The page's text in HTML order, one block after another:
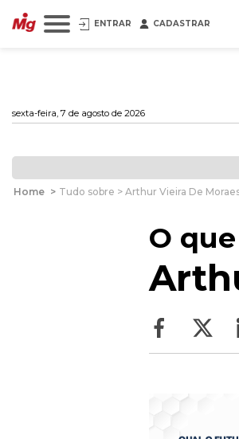
ENTRAR CADASTRAR
sexta-feira, 7 de agosto de 2026
Home > Tudo sobre > Arthur Vieira De
O